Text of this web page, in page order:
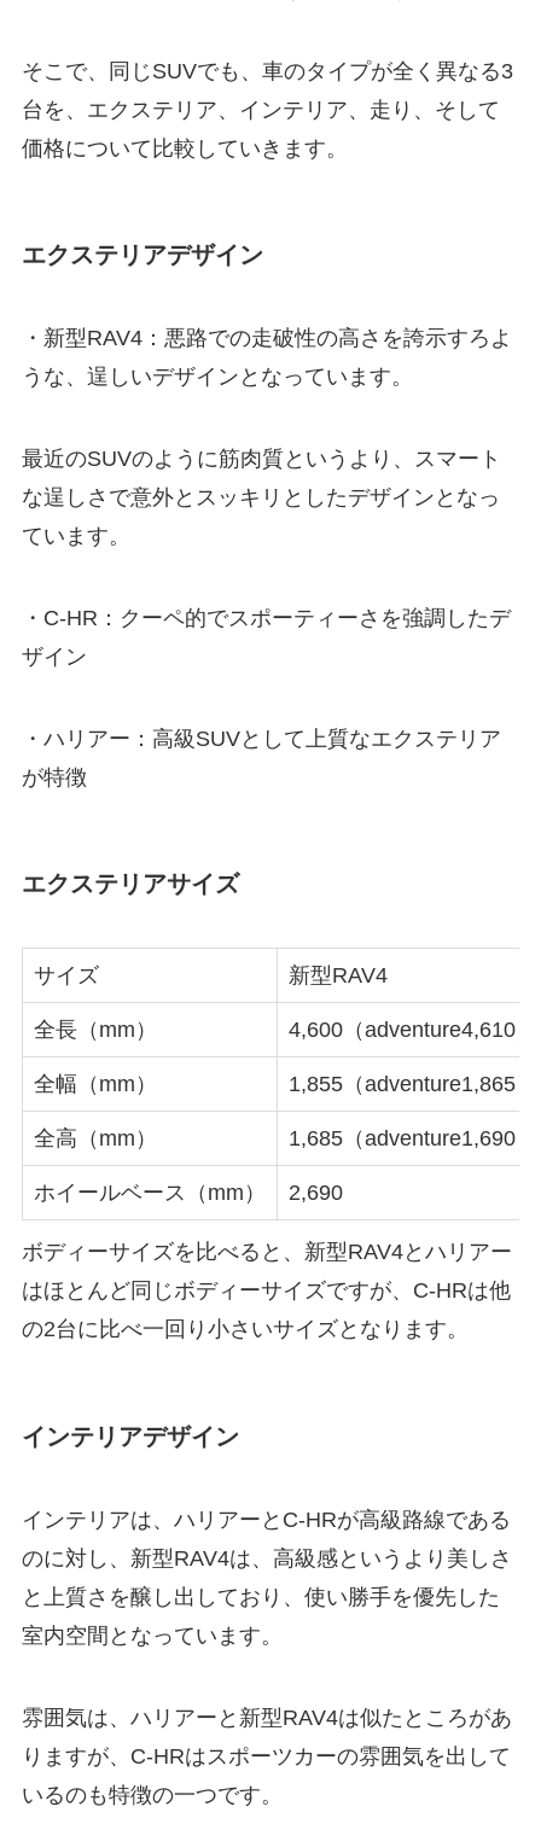
そこで、同じSUVでも、車のタイプが全く異なる3
台を、エクステリア、インテリア、走り、そして
価格について比較していきます。
エクステリアデザイン
・新型RAV4：悪路での走破性の高さを誇示すろよ
うな、逞しいデザインとなっています。
最近のSUVのように筋肉質というより、スマート
な逞しさで意外とスッキリとしたデザインとなっ
ています。
・C-HR：クーペ的でスポーティーさを強調したデ
ザイン
・ハリアー：高級SUVとして上質なエクステリア
が特徴
エクステリアサイズ
サイズ 新型RAV4
全長（mm） 4,600（adventure4,610）
全幅（mm） 1,855（adventure1,865）
全高（mm） 1,685（adventure1,690）
ホイールベース（mm） 2,690
ボディーサイズを比べると、新型RAV4とハリアー
はほとんど同じボディーサイズですが、C-HRは他
の2台に比べ一回り小さいサイズとなります。
インテリアデザイン
インテリアは、ハリアーとC-HRが高級路線である
のに対し、新型RAV4は、高級感というより美しさ
と上質さを醸し出しており、使い勝手を優先した
室内空間となっています。
雰囲気は、ハリアーと新型RAV4は似たところがあ
りますが、C-HRはスポーツカーの雰囲気を出して
いるのも特徴の一つです。